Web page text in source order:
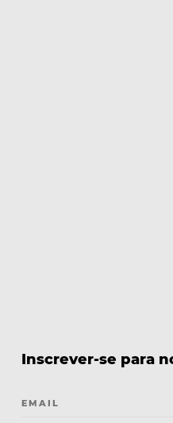
Inscrever-se para
EMAIL